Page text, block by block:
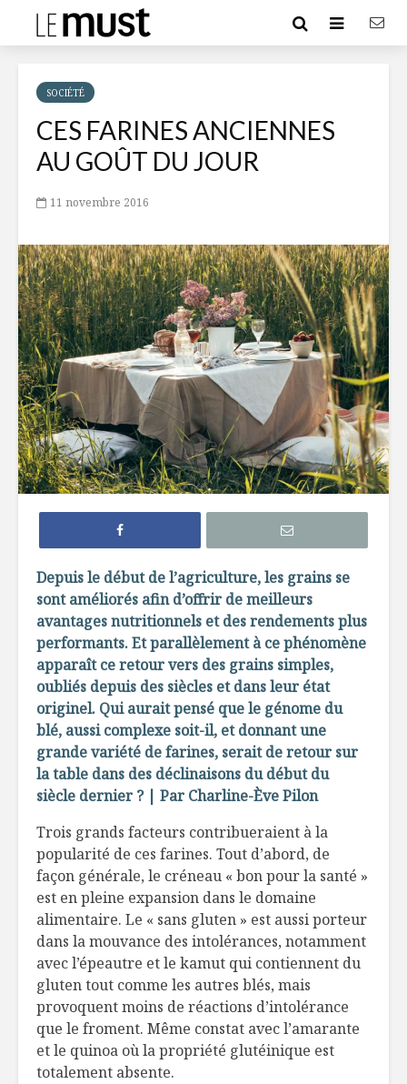
SOCIÉTÉ
CES FARINES ANCIENNES
AU GOÛT DU JOUR
11 novembre 2016
Depuis le début de l’agriculture, les grains se
sont améliorés afin d’offrir de meilleurs
avantages nutritionnels et des rendements plus
performants. Et parallèlement à ce phénomène
apparaît ce retour vers des grains simples,
oubliés depuis des siècles et dans leur état
originel. Qui aurait pensé que le génome du
blé, aussi complexe soit-il, et donnant une
grande variété de farines, serait de retour sur
la table dans des déclinaisons du début du
siècle dernier ? | Par Charline-Ève Pilon
Trois grands facteurs contribueraient à la
popularité de ces farines. Tout d’abord, de
façon générale, le créneau « bon pour la santé »
est en pleine expansion dans le domaine
alimentaire. Le « sans gluten » est aussi porteur
dans la mouvance des intolérances, notamment
avec l’épeautre et le kamut qui contiennent du
gluten tout comme les autres blés, mais
provoquent moins de réactions d’intolérance
que le froment. Même constat avec l’amarante
et le quinoa où la propriété glutéinique est
totalement absente.
L’évolution
alimentaire :
du traditionnel à
l’industriel
La découverte du
feu dans
l’évolution de la
cuisine
Ces farines
anciennes
au goût du jour
Le choc
67
rappeler
visite à
La
: la
impérial dans nos
assiettes
Destination
revampée: Le
Terminal!
Un peu de soleil du
Portugal dans nos
verres
ketchup
pommes